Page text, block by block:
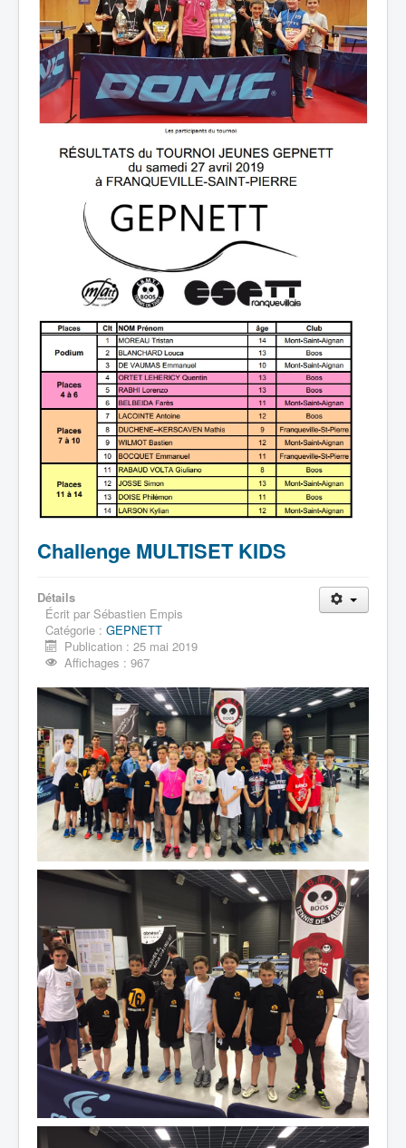
Challenge MULTISET KIDS
Détails
Écrit par Sébastien Empis
Catégorie : GEPNETT
Publication : 25 mai 2019
Affichages : 967